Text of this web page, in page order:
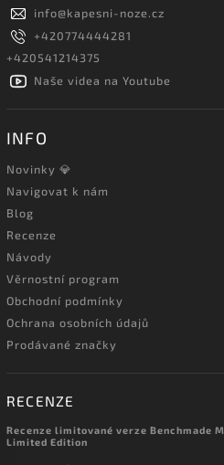
info@kapesni-noze.cz
+420774444281
+420541214375
Naše videa na Youtube
INFO
Novinky 💎
Navigovat k nám
Blog
Recenze
Návody
Věrnostní program
Obchodní podmínky
Ochrana osobních údajů
Prodávané značky
RECENZE
Recenze limitované verze Benchmade
Limited Edition